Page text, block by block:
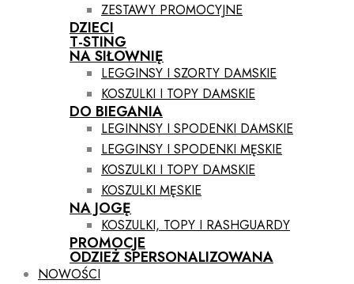
ZESTAWY PROMOCYJNE
DZIECI
T-STING
NA SIŁOWNIĘ
LEGGINSY I SZORTY DAMSKIE
KOSZULKI I TOPY DAMSKIE
DO BIEGANIA
LEGINNSY I SPODENKI DAMSKIE
LEGGINSY I SPODENKI MĘSKIE
KOSZULKI I TOPY DAMSKIE
KOSZULKI MĘSKIE
NA JOGĘ
KOSZULKI, TOPY I RASHGUARDY
PROMOCJE
ODZIEŻ SPERSONALIZOWANA
NOWOŚCI